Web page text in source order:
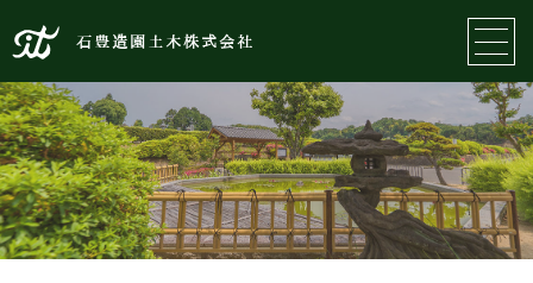
石豊造園土木株式会社